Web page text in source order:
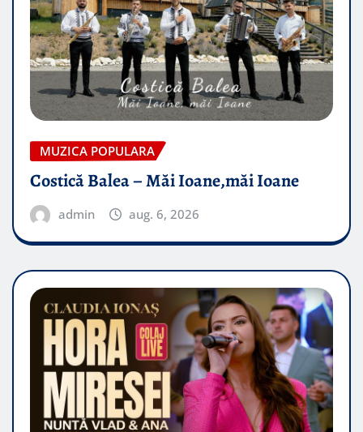
MUZICA POPULARA
Costică Balea – Măi Ioane,măi Ioane
admin aug. 6, 2026